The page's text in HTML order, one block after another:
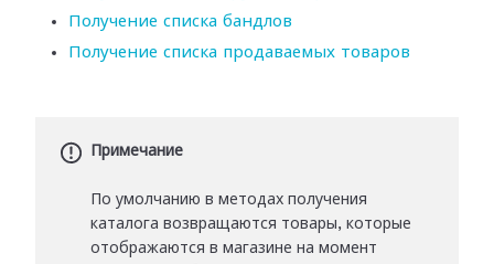
Получение списка бандлов
Получение списка продаваемых товаров
Примечание
По умолчанию в методах получения
каталога возвращаются товары, которые
отображаются в магазине на момент